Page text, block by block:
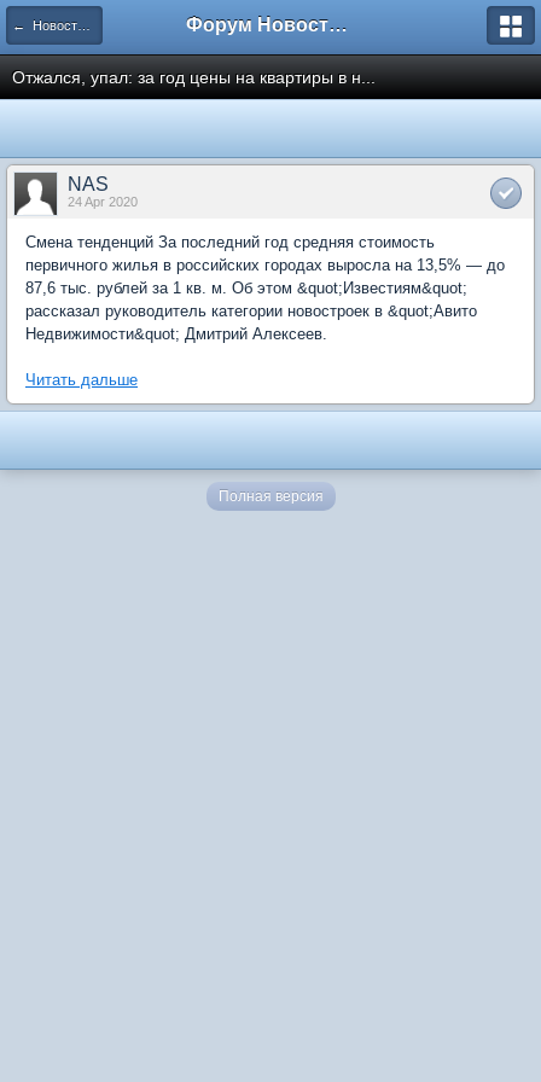
← Новости рынка недвижимости Форум Новостройки
Отжался, упал: за год цены на квартиры в н...
NAS
24 Apr 2020
Смена тенденций За последний год средняя стоимость
первичного жилья в российских городах выросла на 13,5% — до
87,6 тыс. рублей за 1 кв. м. Об этом &quot;Известиям&quot;
рассказал руководитель категории новостроек в &quot;Авито
Недвижимости&quot; Дмитрий Алексеев.
Читать дальше
Полная версия